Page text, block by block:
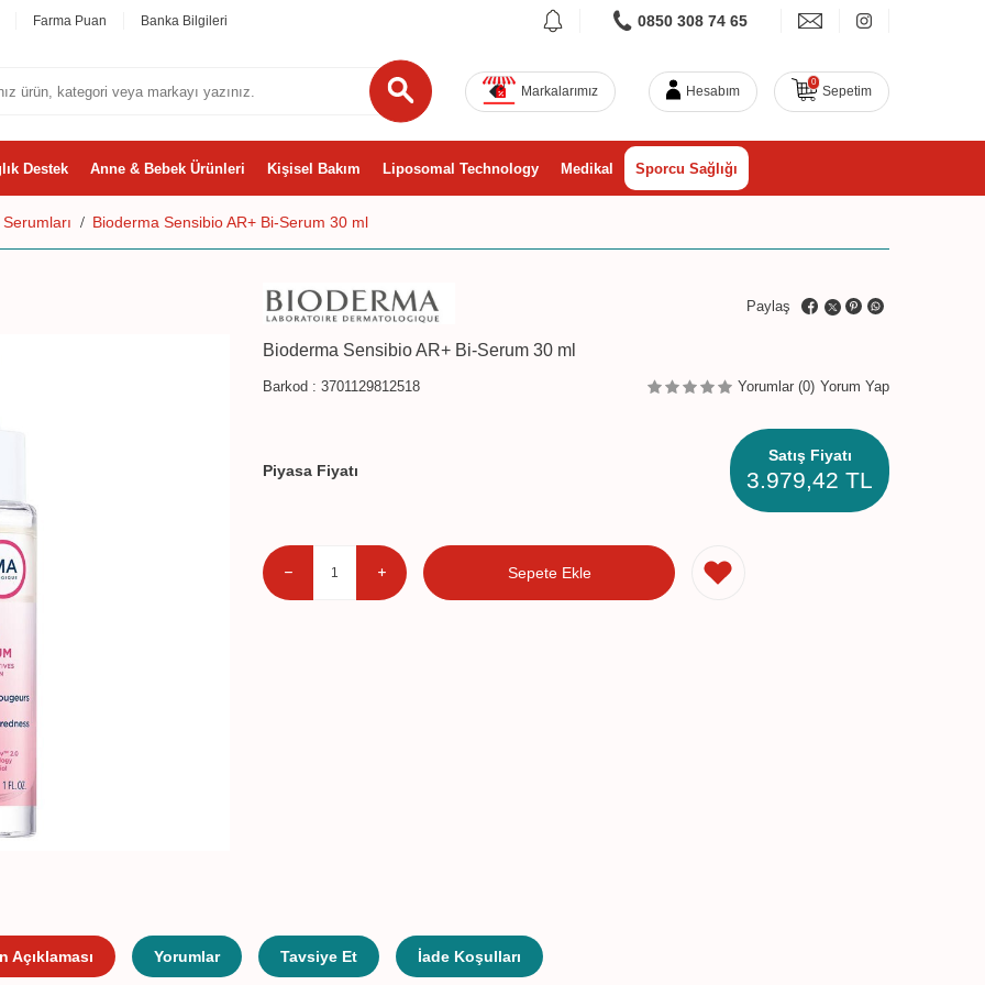
Farma Puan Banka Bilgileri 0850 308 74 65
Markalarımız Hesabım
0
Sepetim
Destek Anne & Bebek Ürünleri Kişisel Bakım Liposomal Technology Medikal Sporcu Sağlığı
Serumları Bioderma Sensibio AR+ Bi-Serum 30 ml
Paylaş
Bioderma Sensibio AR+ Bi-Serum 30 ml
Barkod : 3701129812518 Yorumlar (0) Yorum Yap
Piyasa Fiyatı
Satış Fiyatı
3.979,42 TL
Sepete Ekle
Açıklaması Yorumlar Tavsiye Et İade Koşulları